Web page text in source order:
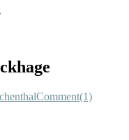
Comment(1)